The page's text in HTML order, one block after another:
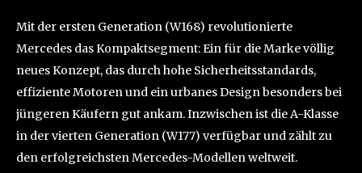
Mit der ersten Generation (W168) revolutionierte
Mercedes das Kompaktsegment: Ein für die Marke völlig
neues Konzept, das durch hohe Sicherheitsstandards,
effiziente Motoren und ein urbanes Design besonders bei
jüngeren Käufern gut ankam. Inzwischen ist die A-Klasse
in der vierten Generation (W177) verfügbar und zählt zu
den erfolgreichsten Mercedes-Modellen weltweit.